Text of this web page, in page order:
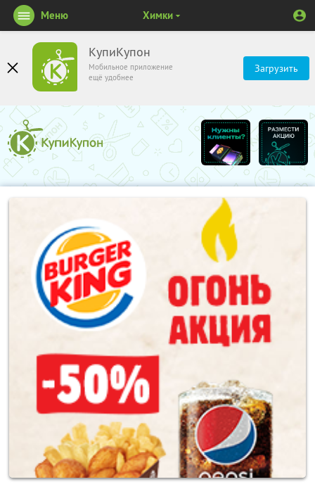
КупиКупон
Мобильное приложение
ещё удобнее
Загрузить
Меню Химки